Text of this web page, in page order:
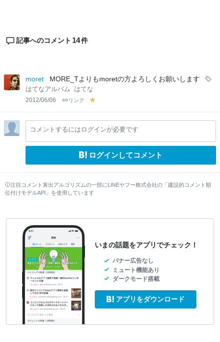
記事へのコメント 14件
moret MORE_Tよりもmoretの方よろしくお願いします
はてなアルバム はてな
2012/06/06 リンク
lo
w
コメントするにはログインが必要です
ログインしてコメント
注目コメント算出アルゴリズムの一部にLINEヤフー株式会社の「建設的コメント順
位付けモデルAPI」を使用しています
いまの話題をアプリでチェック！
バナー広告なし
ミュート機能あり
ダークモード搭載
アプリをダウンロード